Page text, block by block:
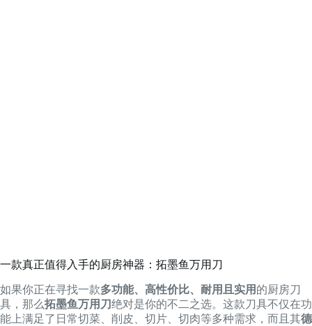
一款真正值得入手的厨房神器：拓墨鱼万用刀
如果你正在寻找一款多功能、高性价比、耐用且实用 的厨房刀
具，那么拓墨鱼万用刀绝对是你的不二之选。这款刀具不仅在功
能上满足了日常切菜、削皮、切片、切肉等多种需求，而且其德